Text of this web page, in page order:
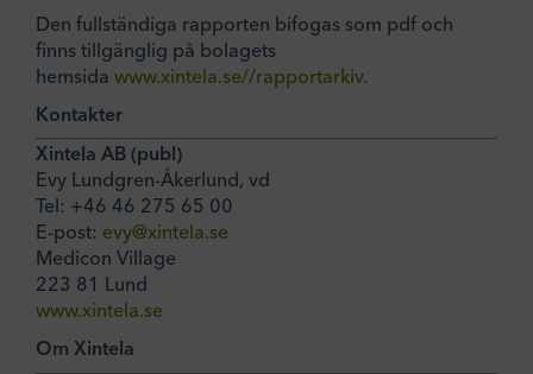
Den fullständiga rapporten bifogas som pdf och
finns tillgänglig på bolagets
hemsida www.xintela.se//rapportarkiv.
Kontakter
Xintela AB (publ)
Evy Lundgren-Åkerlund, vd
Tel: +46 46 275 65 00
E-post: evy@xintela.se
Medicon Village
223 81 Lund
www.xintela.se
Om Xintela